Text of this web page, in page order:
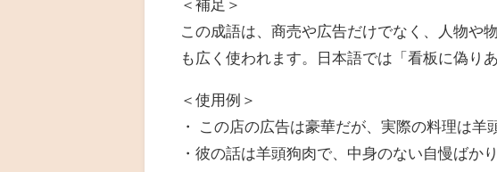
＜補足＞
この成語は、商売や広告だけでなく、人物や
も広く使われます。日本語では「看板に偽り
＜使用例＞
・ この店の広告は豪華だが、実際の料理は羊
・彼の話は羊頭狗肉で、中身のない自慢ばか